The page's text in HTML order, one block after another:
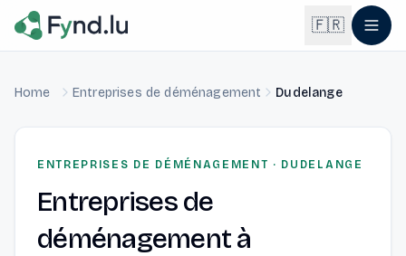
Light mode enabled
🇫🇷
🇫🇷Français
🇩🇪Deutsch
Home Entreprises de déménagement Dudelange
ENTREPRISES DE DÉMÉNAGEMENT · DUDELANGE
Entreprises de
déménagementà